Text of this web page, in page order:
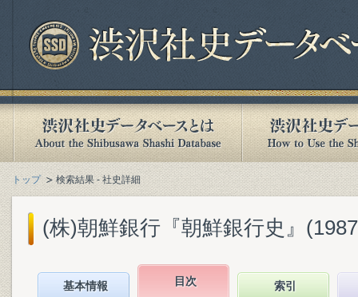
トップ 検索結果 - 社史詳細
(株)朝鮮銀行『朝鮮銀行史』
基本情報 目次 索引